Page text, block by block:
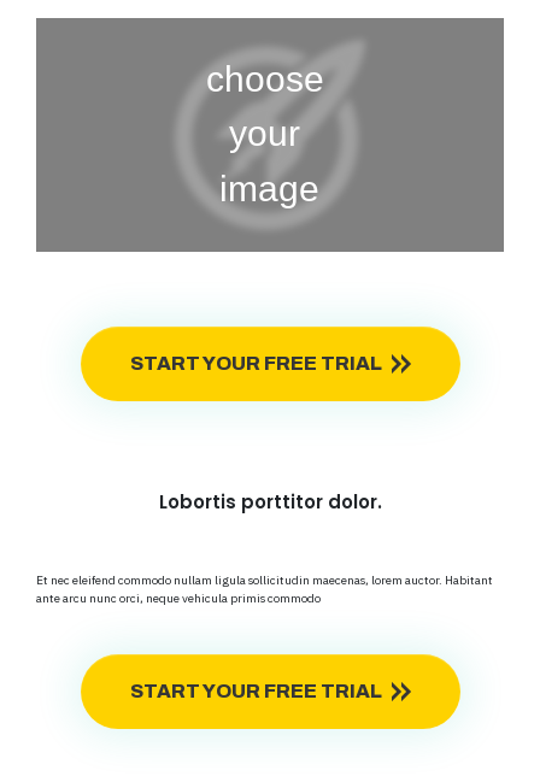
START YOUR FREE TRIAL
Lobortis porttitor dolor.
Et nec eleifend commodo nullam ligula sollicitudin maecenas, lorem auctor. Habitant
ante arcu nunc orci, neque vehicula primis commodo
START YOUR FREE TRIAL